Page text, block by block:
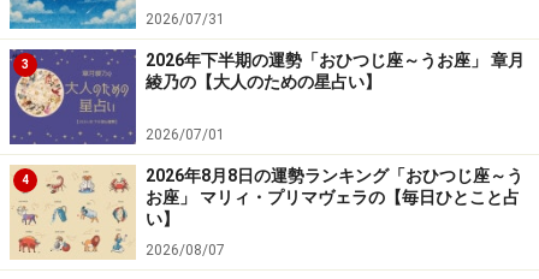
2026/07/31
3
2026年下半期の運勢「おひつじ座～うお座」 章月
綾乃の【大人のための星占い】
2026/07/01
4
2026年8月8日の運勢ランキング「おひつじ座～う
お座」 マリィ・プリマヴェラの【毎日ひとこと占
い】
2026/08/07